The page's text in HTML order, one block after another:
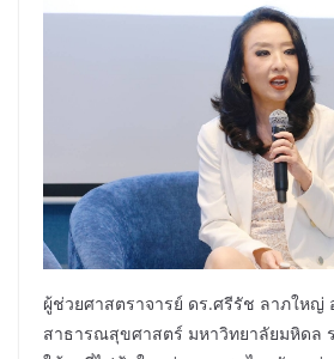
ผู้ช่วยศาสตราจารย์ ดร.ศรีรัช ลาภใหญ่
สาธารณสุขศาสตร์ มหาวิทยาลัยมหิดล